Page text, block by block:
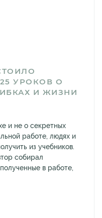
УРОКОВ О
И ЖИЗНИ
и не о секретных
работе, людях и
из учебников.
собирал
в работе,